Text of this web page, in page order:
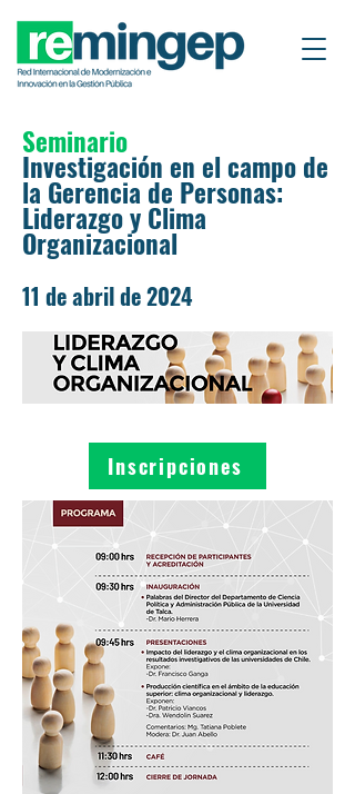
Seminario
Investigación en el campo de
la Gerencia de Personas:
Liderazgo y Clima
Organizacional
11 de abril de 2024
Inscripciones